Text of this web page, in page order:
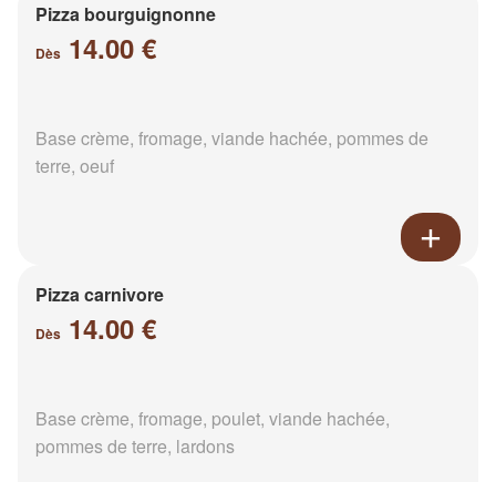
Pizza bourguignonne
Dès 14.00 €
Base crème, fromage, viande hachée, pommes de
terre, oeuf
Pizza carnivore
Dès 14.00 €
Base crème, fromage, poulet, viande hachée,
pommes de terre, lardons